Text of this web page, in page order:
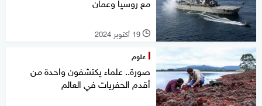
l 19 أكتوبر 2024
علوم
صورة.. علماء يكتشفون واحدة من
أقدم الحفريات في العالم